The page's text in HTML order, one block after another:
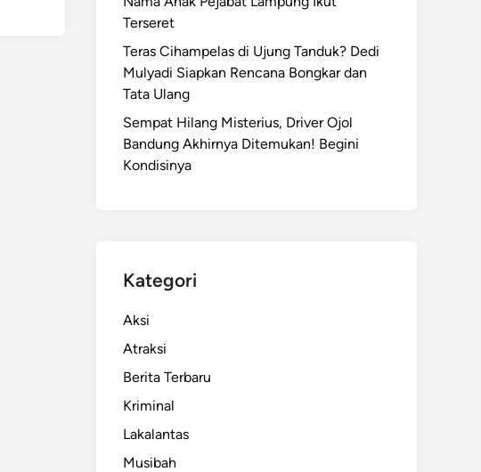
Terseret
Teras Cihampelas di Ujung Tanduk? Dedi
Mulyadi Siapkan Rencana Bongkar dan
Tata Ulang
Sempat Hilang Misterius, Driver Ojol
Bandung Akhirnya Ditemukan! Begini
Kondisinya
Kategori
Aksi
Atraksi
Berita Terbaru
Kriminal
Lakalantas
Musibah